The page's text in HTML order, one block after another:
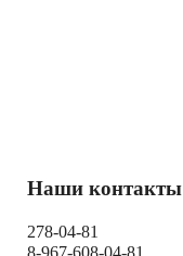
Наши контакты
278-04-81
8-967-608-04-81